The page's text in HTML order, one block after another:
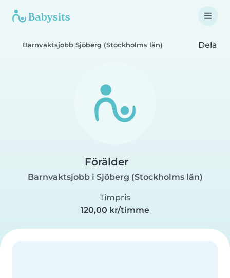
Barnvaktsjobb Sjöberg (Stockholms län) Dela
Förälder
Barnvaktsjobb i Sjöberg (Stockholms län)
Timpris
120,00 kr/timme